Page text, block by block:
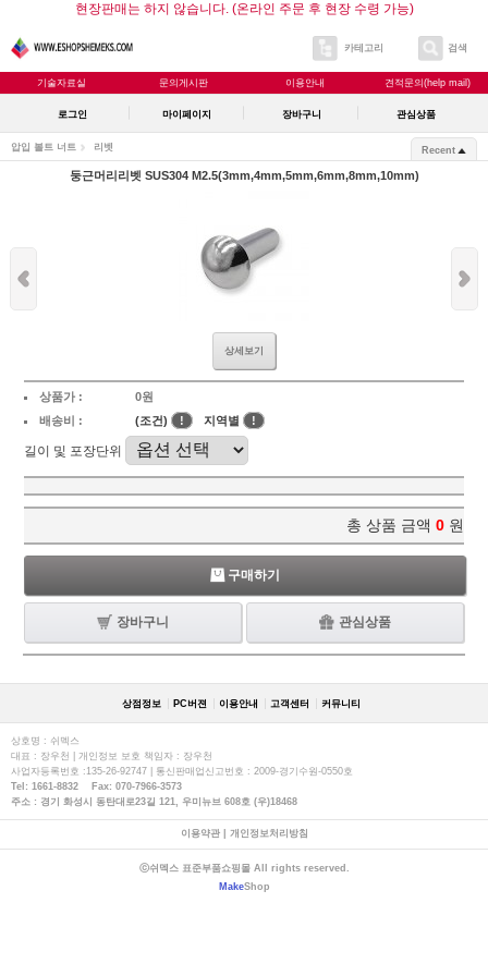
현장판매는 하지 않습니다. (온라인 주문 후 현장 수령 가능)
카테고리 검색
기술자료실 문의게시판 이용안내 견적문의(help mail)
로그인 마이페이지 장바구니 관심상품
압입 볼트 너트 리벳 Recent
둥근머리리벳 SUS304 M2.5(3mm,4mm,5mm,6mm,8mm,10mm)
상세보기
상품가 :
0원
배송비 :
(조건) ! 지역별 !
길이 및 포장단위
총 상품 금액 0 원
구매하기
장바구니 관심상품
상점정보 PC버젼 이용안내 고객센터 커뮤니티
상호명 : 쉬멕스
대표 : 장우천 | 개인정보 보호 책임자 : 장우천
사업자등록번호 :135-26-92747 | 통신판매업신고번호 : 2009-경기수원-0550호
Tel: 1661-8832 Fax: 070-7966-3573
주소 : 경기 화성시 동탄대로23길 121, 우미뉴브 608호 (우)18468
이용약관| 개인정보처리방침
ⓒ쉬멕스 표준부품쇼핑몰 All rights reserved.
MakeShop